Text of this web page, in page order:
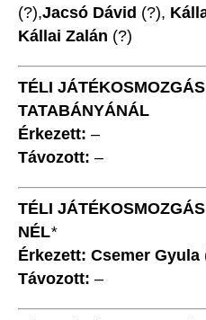
(?),Jacsó Dávid (?),
Kállai Zalán (?)
TÉLI
TATABÁNYÁNÁL
Érkezett: –
Távozott: –
TÉLI
NÉL*
Érkezett: Csemer Gyula
Távozott: –